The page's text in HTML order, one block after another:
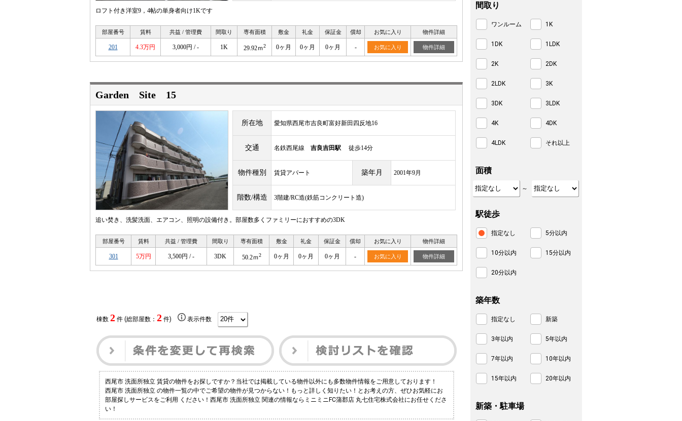
ロフト付き洋室9，4帖の単身者向け1Kです
部屋番号 賃料 共益 / 管理費 間取り 専有面積 敷金 礼金 保証金 償却 お気に入り 物件詳細
201 4.3万円 3,000円 / - 1K 29.92ｍ2 0ヶ月 0ヶ月 0ヶ月 - お気に入り 物件詳細
Garden Site 15
所在地 愛知県西尾市吉良町富好新田四反地16
交通 名鉄西尾線 吉良吉田駅 徒歩14分
物件種別 賃貸アパート 築年月 2001年9月
階数/構造 3階建/RC造(鉄筋コンクリート造)
追い焚き、洗髪洗面、エアコン、照明の設備付き。部屋数多くファミリーにおすすめの3DK
部屋番号 賃料 共益 / 管理費 間取り 専有面積 敷金 礼金 保証金 償却 お気に入り 物件詳細
301 5万円 3,500円 / - 3DK 50.2ｍ2 0ヶ月 0ヶ月 0ヶ月 - お気に入り 物件詳細
棟数 2件 (総部屋数： 2件) 表示件数
西尾市 洗面所独立 賃貸の物件をお探しですか？当社では掲載している物件以外にも多数物件情報をご用意しております！
西尾市 洗面所独立 の物件一覧の中でご希望の物件が見つからない！もっと詳しく知りたい！とお考えの方、ぜひお気軽にお
部屋探しサービスをご利用 ください！西尾市 洗面所独立 関連の情報ならミニミニFC蒲郡店 丸七住宅株式会社にお任せくださ
い！
間取り
ワンルーム 1K
1DK 1LDK
2K 2DK
2LDK 3K
3DK 3LDK
4K 4DK
4LDK それ以上
面積
～
駅徒歩
指定なし 5分以内
10分以内 15分以内
20分以内
築年数
指定なし 新築
3年以内 5年以内
7年以内 10年以内
15年以内 20年以内
新築・駐車場